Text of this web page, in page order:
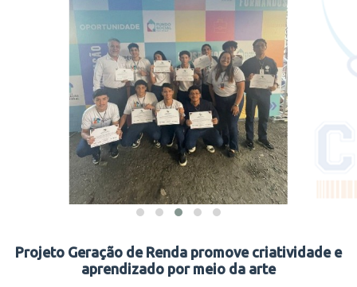
Projeto Geração de Renda promove criatividade e
aprendizado por meio da arte